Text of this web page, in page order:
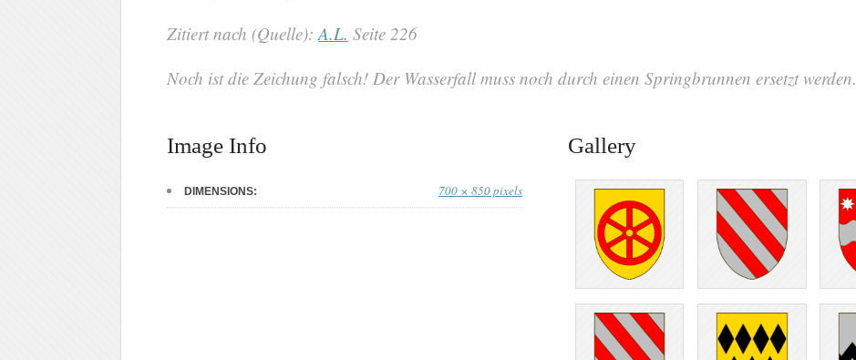
Zitiert nach (Quelle):A.L. Seite 226
Noch ist die Zeichung falsch! Der Wasserfall muss noch durch einen Springbrunnen ersetzt werden.
Image Info
DIMENSIONS: 700 × 850 pixels
Gallery